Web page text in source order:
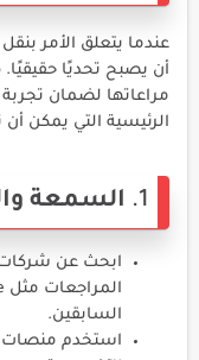
عندما يتعلق الأمر
أن يصبح تحديًا
مراعاتها لضمان
الرئيسية التي يمكن
1. السمعة
ابحث عن شركات
السابقين.
استخدم منصات